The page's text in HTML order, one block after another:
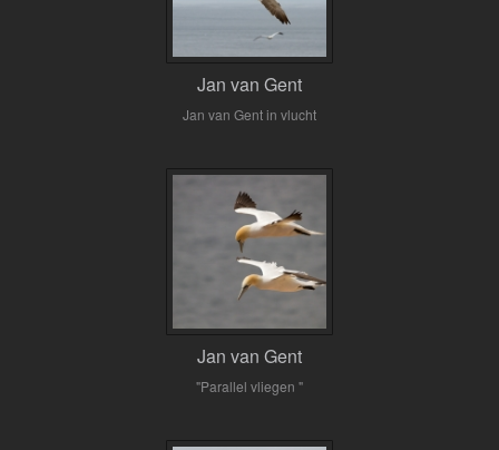
Jan van Gent
Jan van Gent in vlucht
Jan van Gent
"Parallel vliegen "